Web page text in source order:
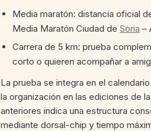
Media maratón: distancia oficial
Media Maratón Ciudad de Soria –
Carrera de 5 km: prueba
corto o quieren acompañar a
La prueba se integra en el
la organización en las ediciones de
anteriores indica una estructura
mediante dorsal-chip y tiempo